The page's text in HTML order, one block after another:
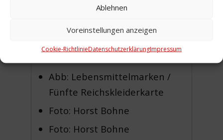
Ablehnen
Voreinstellungen anzeigen
Cookie-RichtlinieDatenschutzerklärungImpressum
Martinskirche 1945,
Abb: Lebensmittelmarken /
Fünfte Reichskleiderkarte
Foto: Horst Bohne
Foto: Horst Bohne